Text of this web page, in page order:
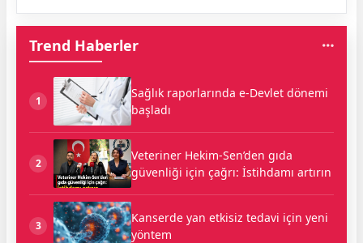
Trend Haberler
1
Sağlık raporlarında e-Devlet dönemi
başladı
2
Veteriner Hekim-Sen’den gıda
güvenliği için çağrı: İstihdamı artırın
3
Kanserde yan etkisiz tedavi için yeni
yöntem